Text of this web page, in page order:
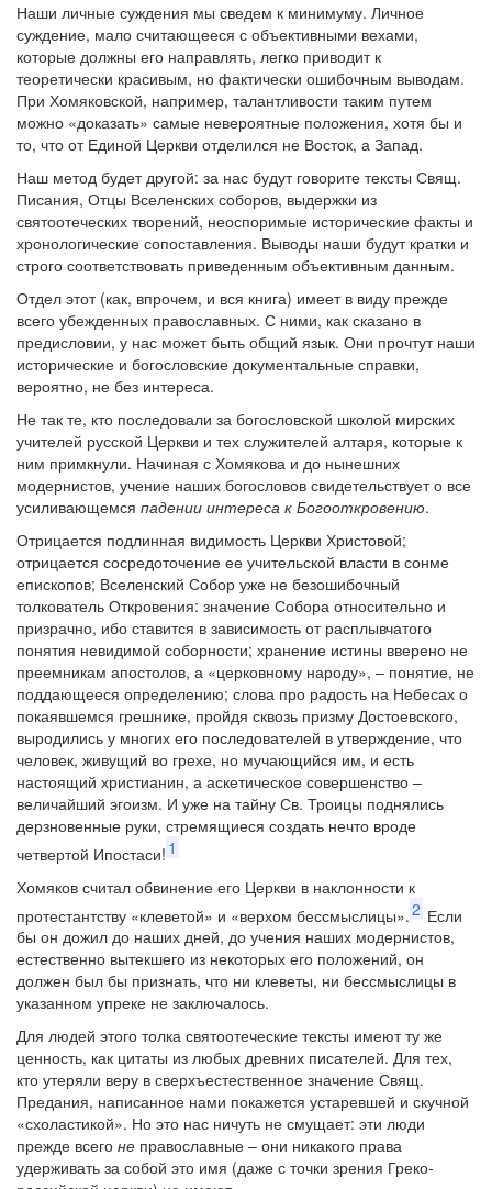
Наши личные суждения мы сведем к минимуму. Личное
суждение, мало считающееся с объективными вехами,
которые должны его направлять, легко приводит к
теоретически красивым, но фактически ошибочным выводам.
При Хомяковской, например, талантливости таким путем
можно «доказать» самые невероятные положения, хотя бы и
то, что от Единой Церкви отделился не Восток, а Запад.
Наш метод будет другой: за нас будут говорите тексты Свящ.
Писания, Отцы Вселенских соборов, выдержки из
святоотеческих творений, неоспоримые исторические факты и
хронологические сопоставления. Выводы наши будут кратки и
строго соответствовать приведенным объективным данным.
Отдел этот (как, впрочем, и вся книга) имеет в виду прежде
всего убежденных православных. С ними, как сказано в
предисловии, у нас может быть общий язык. Они прочтут наши
исторические и богословские документальные справки,
вероятно, не без интереса.
Не так те, кто последовали за богословской школой мирских
учителей русской Церкви и тех служителей алтаря, которые к
ним примкнули. Начиная с Хомякова и до нынешних
модернистов, учение наших богословов свидетельствует о все
усиливающемся падении интереса к Богооткровению.
Отрицается подлинная видимость Церкви Христовой;
отрицается сосредоточение ее учительской власти в сонме
епископов; Вселенский Собор уже не безошибочный
толкователь Откровения: значение Собора относительно и
призрачно, ибо ставится в зависимость от расплывчатого
понятия невидимой соборности; хранение истины вверено не
преемникам апостолов, а «церковному народу», – понятие, не
поддающееся определению; слова про радость на Небесах о
покаявшемся грешнике, пройдя сквозь призму Достоевского,
выродились у многих его последователей в утверждение, что
человек, живущий во грехе, но мучающийся им, и есть
настоящий христианин, а аскетическое совершенство –
величайший эгоизм. И уже на тайну Св. Троицы поднялись
дерзновенные руки, стремящиеся создать нечто вроде
четвертой Ипостаси! 1
Хомяков считал обвинение его Церкви в наклонности к
протестантству «клеветой» и «верхом бессмыслицы».2 Если
бы он дожил до наших дней, до учения наших модернистов,
естественно вытекшего из некоторых его положений, он
должен был бы признать, что ни клеветы, ни бессмыслицы в
указанном упреке не заключалось.
Для людей этого толка святоотеческие тексты имеют ту же
ценность, как цитаты из любых древних писателей. Для тех,
кто утеряли веру в сверхъестественное значение Свящ.
Предания, написанное нами покажется устаревшей и скучной
«схоластикой». Но это нас ничуть не смущает: эти люди
прежде всего не православные – они никакого права
удерживать за собой это имя (даже с точки зрения Греко-